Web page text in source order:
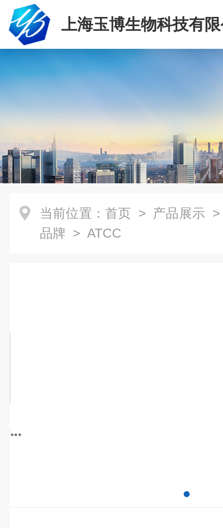
上海玉博生物科技有
当前位置： 首页 > 产品展示
品牌 > ATCC